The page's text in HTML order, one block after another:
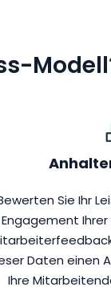
Sie Ihr
Engagement
Daten einen
Ihre